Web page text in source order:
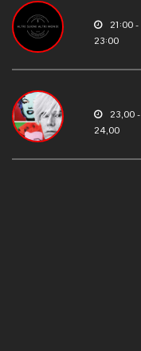
21:00 -
23:00
23,00 -
24,00